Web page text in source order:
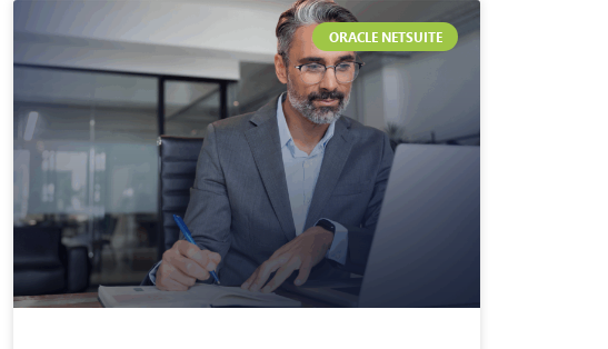
ORACLE NETSUITE